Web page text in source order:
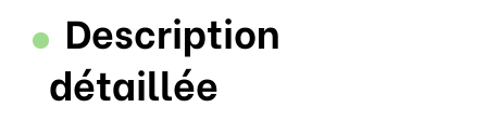
Description
détaillée